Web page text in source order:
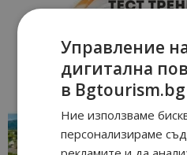
“Пощенска
отвъд
Петрич
Управление
дигитална
в Bgtourism.bg
Ние използваме
персонализираме